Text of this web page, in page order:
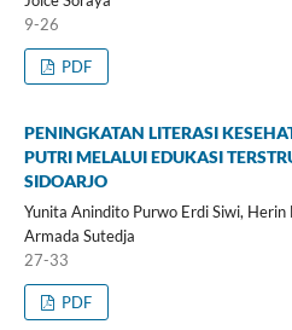
9-26
PDF
PENINGKATAN LITERASI
PUTRI MELALUI EDUKASI
SIDOARJO
Yunita Anindito Purwo Erdi Siwi,
Armada Sutedja
27-33
PDF